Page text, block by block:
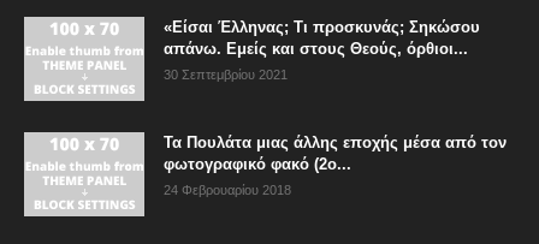
«Είσαι Έλληνας; Τι προσκυνάς; Σηκώσου
απάνω. Εμείς και στους Θεούς, όρθιοι...
30 Σεπτεμβρίου 2021
Τα Πουλάτα μιας άλλης εποχής μέσα από τον
φωτογραφικό φακό (2ο...
24 Φεβρουαρίου 2018